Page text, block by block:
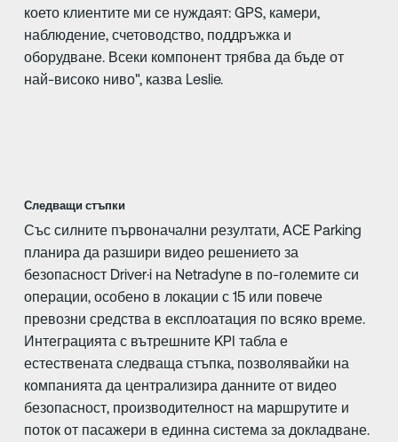
което клиентите ми се нуждаят: GPS, камери,
наблюдение, счетоводство, поддръжка и
оборудване. Всеки компонент трябва да бъде от
най-високо ниво", казва Leslie.
Следващи стъпки
Със силните първоначални резултати, ACE Parking
планира да разшири видео решението за
безопасност Driver·i на Netradyne в по-големите си
операции, особено в локации с 15 или повече
превозни средства в експлоатация по всяко време.
Интеграцията с вътрешните KPI табла е
естествената следваща стъпка, позволявайки на
компанията да централизира данните от видео
безопасност, производителност на маршрутите и
поток от пасажери в единна система за докладване.